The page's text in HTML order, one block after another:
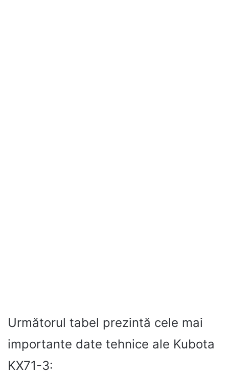
Următorul tabel prezintă cele mai
importante date tehnice ale Kubota
KX71-3: